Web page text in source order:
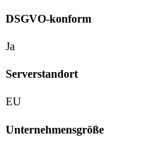
DSGVO-konform
Ja
Serverstandort
EU
Unternehmensgröße